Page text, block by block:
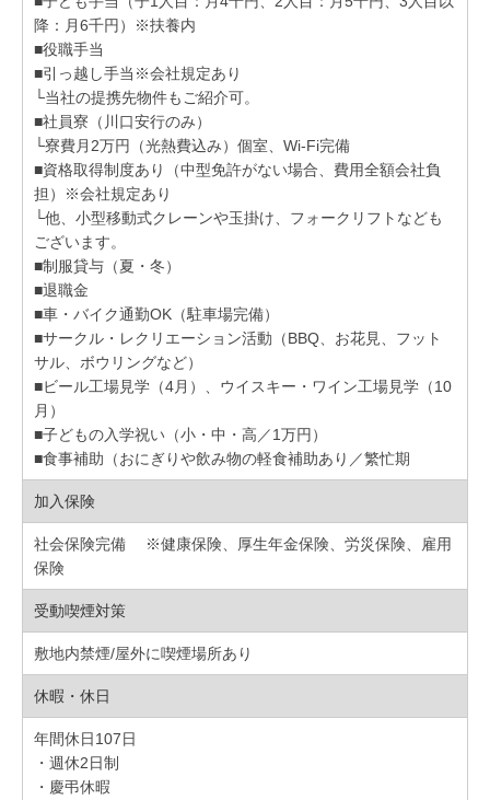
降：月6千円）※扶養内
■役職手当
■引っ越し手当※会社規定あり
└当社の提携先物件もご紹介可。
■社員寮（川口安行のみ）
└寮費月2万円（光熱費込み）個室、Wi-Fi完備
■資格取得制度あり（中型免許がない場合、費用全額会社負
担）※会社規定あり
└他、小型移動式クレーンや玉掛け、フォークリフトなども
ございます。
■制服貸与（夏・冬）
■退職金
■車・バイク通勤OK（駐車場完備）
■サークル・レクリエーション活動（BBQ、お花見、フット
サル、ボウリングなど）
■ビール工場見学（4月）、ウイスキー・ワイン工場見学（10
月）
■子どもの入学祝い（小・中・高／1万円）
■食事補助（おにぎりや飲み物の軽食補助あり／繁忙期
加入保険
社会保険完備 ※健康保険、厚生年金保険、労災保険、雇用
保険
受動喫煙対策
敷地内禁煙/屋外に喫煙場所あり
休暇・休日
年間休日107日
・週休2日制
・慶弔休暇